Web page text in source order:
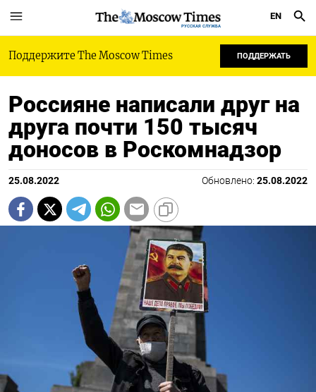
РУССКАЯ СЛУЖБА
EN
Поддержите The Moscow Times ПОДДЕРЖАТЬ
Россияне написали друг на
друга почти 150 тысяч
доносов в Роскомнадзор
25.08.2022 Обновлено: 25.08.2022